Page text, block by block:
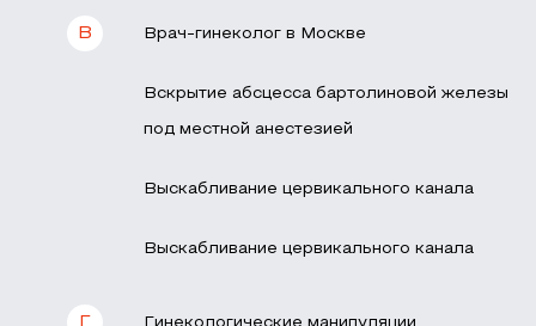
В Врач-гинеколог в Москве
Вскрытие абсцесса бартолиновой железы
под местной анестезией
Выскабливание цервикального канала
Выскабливание цервикального канала
Г